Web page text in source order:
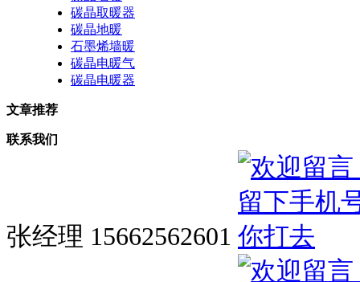
碳晶取暖器
碳晶地暖
石墨烯墙暖
碳晶电暖气
碳晶电暖器
文章推荐
联系我们
张经理 15662562601